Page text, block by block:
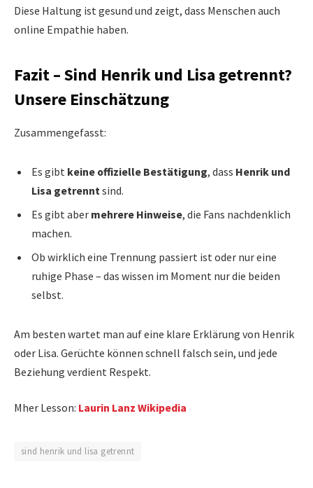
Diese Haltung ist gesund und zeigt, dass Menschen auch
online Empathie haben.
Fazit – Sind Henrik und Lisa getrennt?
Unsere Einschätzung
Zusammengefasst:
Es gibt keine offizielle Bestätigung, dass Henrik und
Lisa getrenntsind.
Es gibt aber mehrere Hinweise, die Fans nachdenklich
machen.
Ob wirklich eine Trennung passiert ist oder nur eine
ruhige Phase – das wissen im Moment nur die beiden
selbst.
Am besten wartet man auf eine klare Erklärung von Henrik
oder Lisa. Gerüchte können schnell falsch sein, und jede
Beziehung verdient Respekt.
Mher Lesson: Laurin Lanz Wikipedia
sind henrik und lisa getrennt